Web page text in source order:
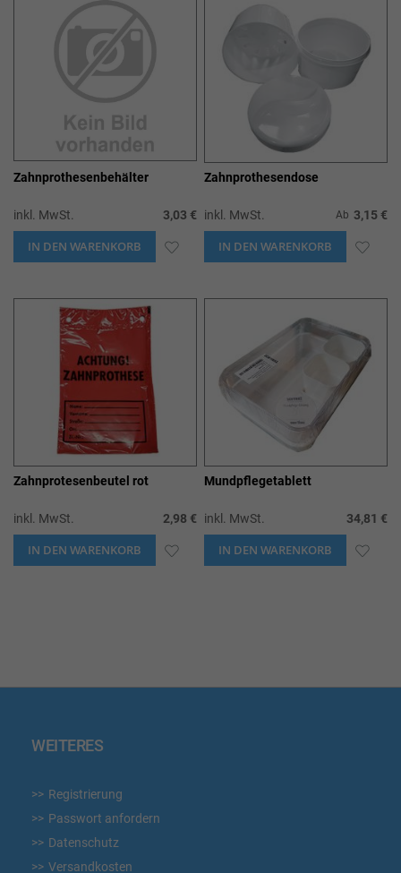
Zahnprothesenbehälter
inkl. MwSt. 3,03 €
IN DEN WARENKORB ZUR
Zahnprothesendose
inkl. MwSt. Ab 3,15 €
IN DEN WARENKORB ZUR
Zahnprotesenbeutel rot
inkl. MwSt. 2,98 €
IN DEN WARENKORB ZUR
Mundpflegetablett
inkl. MwSt. 34,81 €
IN DEN WARENKORB ZUR
WEITERES
Registrierung
Passwort anfordern
Datenschutz
Versandkosten